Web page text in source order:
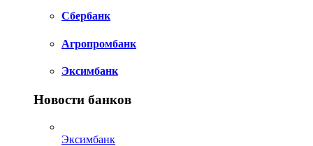
Сбербанк
Агропромбанк
Эксимбанк
Новости банков
Эксимбанк